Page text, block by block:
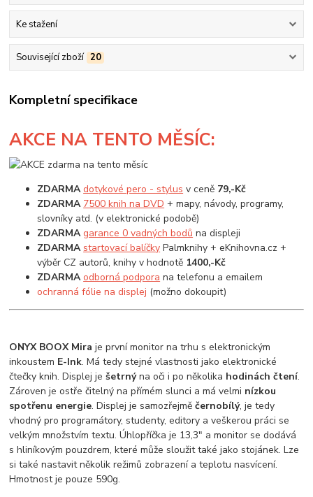
Ke stažení
Související zboží 20
Kompletní specifikace
AKCE NA TENTO MĚSÍC:
ZDARMAdotykové pero - stylus v ceně 79,-Kč
ZDARMA 7500 knih na DVD + mapy, návody, programy,
slovníky atd. (v elektronické podobě)
ZDARMA garance 0 vadných bodů na displeji
ZDARMA startovací balíčky Palmknihy + eKnihovna.cz +
výběr CZ autorů, knihy v hodnotě 1400,-Kč
ZDARMA odborná podpora na telefonu a emailem
ochranná fólie na displej (možno dokoupit)
ONYX BOOX Mira je první monitor na trhu s elektronickým
inkoustem E-Ink. Má tedy stejné vlastnosti jako elektronické
čtečky knih. Displej ješetrnýna oči i po několika hodinách čtení.
Zároven je ostře čitelný na přímém slunci a má velmi nízkou
spotřenu energie. Displej je samozřejměčernobílý, je tedy
vhodný pro programátory, studenty, editory a veškerou práci se
velkým množstvím textu. Úhlopříčka je 13,3" a monitor se dodává
s hliníkovým pouzdrem, které může sloužit také jako stojánek. Lze
si také nastavit několik režimů zobrazení a teplotu nasvícení.
Hmotnost je pouze 590g.